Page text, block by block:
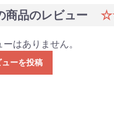
商品のレビュー
ーはありません。
ューを投稿